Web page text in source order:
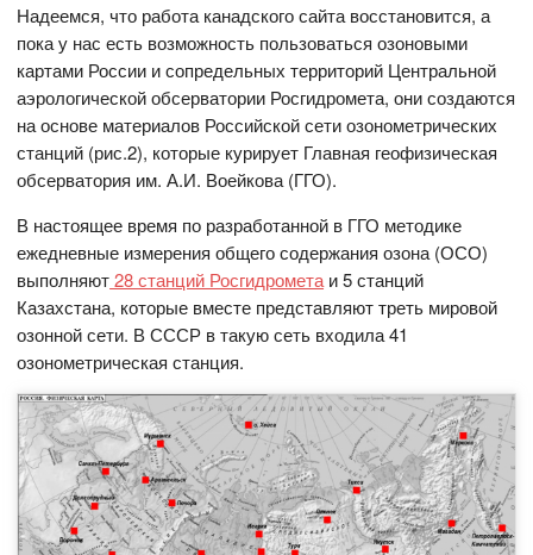
Надеемся, что работа канадского сайта восстановится, а
пока у нас есть возможность пользоваться озоновыми
картами России и сопредельных территорий Центральной
аэрологической обсерватории Росгидромета, они создаются
на основе материалов Российской сети озонометрических
станций (рис.2), которые курирует Главная геофизическая
обсерватория им. А.И. Воейкова (ГГО).
В настоящее время по разработанной в ГГО методике
ежедневные измерения общего содержания озона (ОСО)
выполняют28 станций Росгидромета и 5 станций
Казахстана, которые вместе представляют треть мировой
озонной сети. В СССР в такую сеть входила 41
озонометрическая станция.